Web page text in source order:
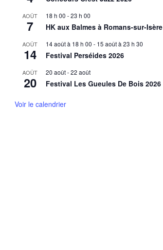
AOÛT
7
18 h 00 -23 h 00
HK aux Balmes à Romans-sur-Isère
AOÛT
14
14 août à 18 h 00 - 15 août à 23 h 30
Festival Perséides 2026
AOÛT
20
20 août-22 août
Festival Les Gueules De Bois 2026
Voir le calendrier